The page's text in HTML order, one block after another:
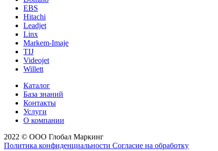
EBS
Hitachi
Leadjet
Linx
Markem-Imaje
TIJ
Videojet
Willett
Каталог
База знаний
Контакты
Услуги
О компании
2022 © ООО Глобал Маркинг
Политика конфиденциальности Согласие на обработку